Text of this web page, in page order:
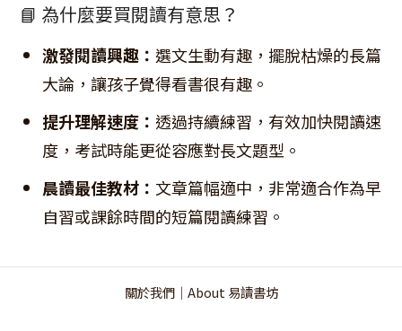
📘 為什麼要買閱讀有意思？
激發閱讀興趣： 選文生動有趣，擺脫枯燥的長篇
大論，讓孩子覺得看書很有趣。
提升理解速度： 透過持續練習，有效加快閱讀速
度，考試時能更從容應對長文題型。
晨讀最佳教材： 文章篇幅適中，非常適合作為早
自習或課餘時間的短篇閱讀練習。
關於我們｜About 易讀書坊